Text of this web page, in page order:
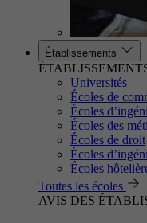
Établissements
Universités
Écoles de
Écoles
Écoles des
Écoles de droit
Écoles
Écoles
Toutes les écoles
AVIS DES